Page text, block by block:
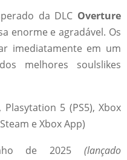
da DLC Overture
enorme e agradável. Os
imediatamente em um
melhores soulslikes
Plasytation 5 (PS5), Xbox
e Xbox App)
de 2025 (lançado